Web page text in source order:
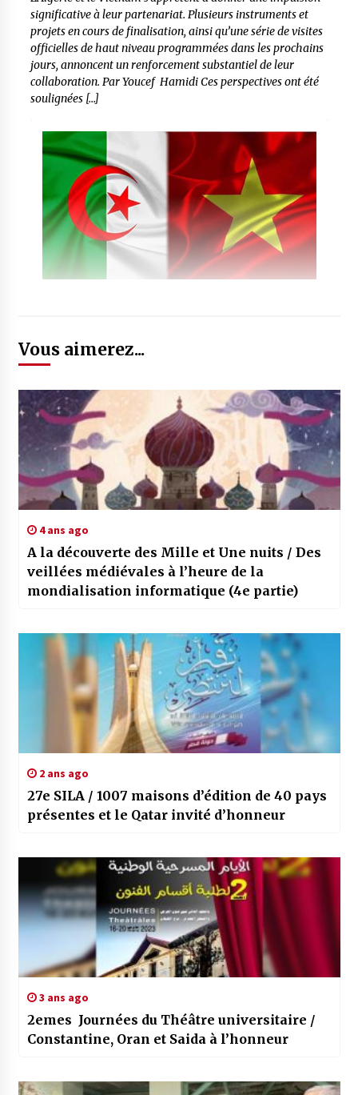
significative à leur partenariat. Plusieurs instruments et
projets en cours de finalisation, ainsi qu’une série de visites
officielles de haut niveau programmées dans les prochains
jours, annoncent un renforcement substantiel de leur
collaboration. Par Youcef Hamidi Ces perspectives ont été
soulignées […]
Vous aimerez...
4 ans ago
A la découverte des Mille et Une nuits / Des
veillées médiévales à l’heure de la
mondialisation informatique (4e partie)
2 ans ago
27e SILA / 1007 maisons d’édition de 40 pays
présentes et le Qatar invité d’honneur
3 ans ago
2emes Journées du Théâtre universitaire /
Constantine, Oran et Saida à l’honneur